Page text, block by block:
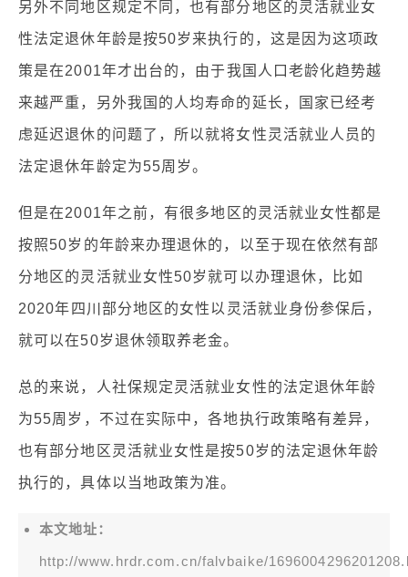
另外不同地区规定不同，也有部分地区的灵活就业女
性法定退休年龄是按50岁来执行的，这是因为这项政
策是在2001年才出台的，由于我国人口老龄化趋势越
来越严重，另外我国的人均寿命的延长，国家已经考
虑延迟退休的问题了，所以就将女性灵活就业人员的
法定退休年龄定为55周岁。
但是在2001年之前，有很多地区的灵活就业女性都是
按照50岁的年龄来办理退休的，以至于现在依然有部
分地区的灵活就业女性50岁就可以办理退休，比如
2020年四川部分地区的女性以灵活就业身份参保后，
就可以在50岁退休领取养老金。
总的来说，人社保规定灵活就业女性的法定退休年龄
为55周岁，不过在实际中，各地执行政策略有差异，
也有部分地区灵活就业女性是按50岁的法定退休年龄
执行的，具体以当地政策为准。
本文地址：
http://www.hrdr.com.cn/falvbaike/